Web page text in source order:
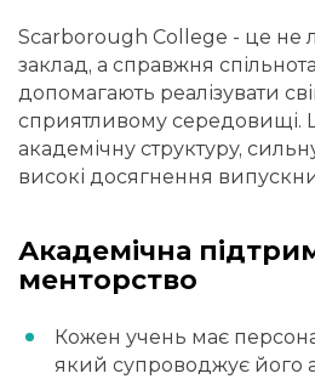
Scarborough College - це не
заклад, а справжня
допомагають реалізувати
сприятливому середовищі.
академічну структуру,
високі досягнення
Академічна
менторство
Кожен учень має
який супроводжує його